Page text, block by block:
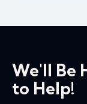
We'll Be
to Help!